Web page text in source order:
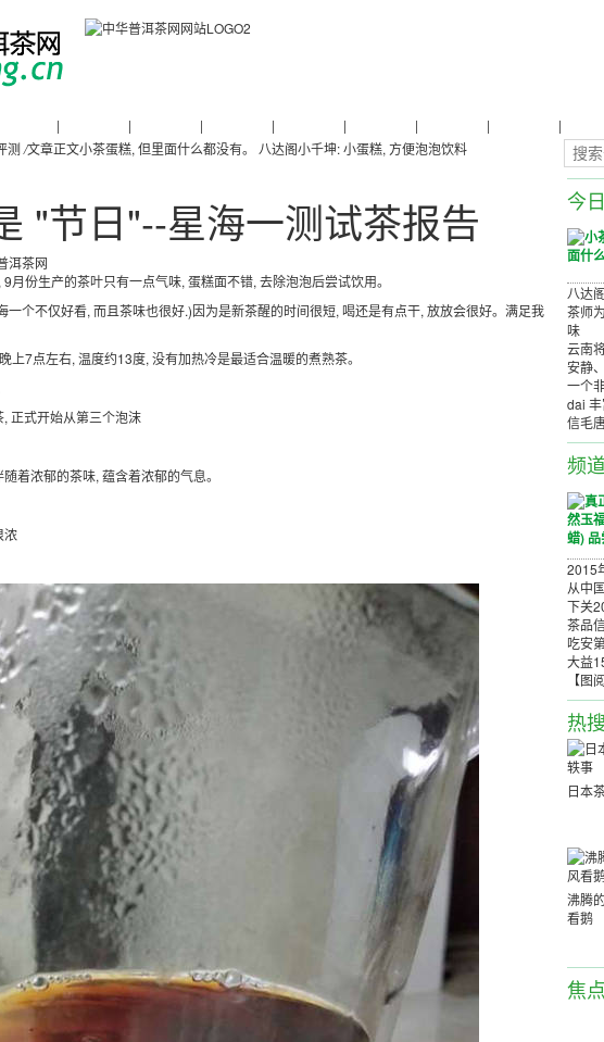
| | | | | | | |
测/文章正文小茶蛋糕, 但里面什么都没有。 八达阁小千坤: 小蛋糕, 方便泡泡饮料
"节日"--星海一测试茶报告
洱茶网
月份生产的茶叶只有一点气味, 蛋糕面不错, 去除泡泡后尝试饮用。
一个不仅好看, 而且茶味也很好.)因为是新茶醒的时间很短, 喝还是有点干, 放放会很好。满足我
上7点左右, 温度约13度, 没有加热冷是最适合温暖的煮熟茶。
正式开始从第三个泡沫
着浓郁的茶味, 蕴含着浓郁的气息。
浓
今
八达
茶师
味
云南
安静
一个
dai
信毛
频
2015
从中
下关
茶品
吃安
大益
【图
热
日本
沸腾
看鹅
焦